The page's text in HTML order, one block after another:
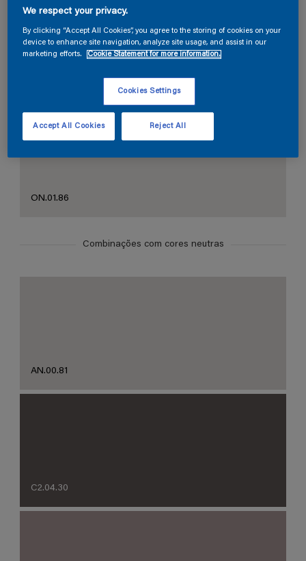
Seção de cores
ON.01.86
Combinações com cores neutras
AN.00.81
C2.04.30
We respect your privacy.
By clicking “Accept All Cookies”, you agree to the storing of cookies on your
device to enhance site navigation, analyze site usage, and assist in our
marketing efforts.
Cookie Statement for more information.
Cookies Settings
Reject All
Accept All Cookies